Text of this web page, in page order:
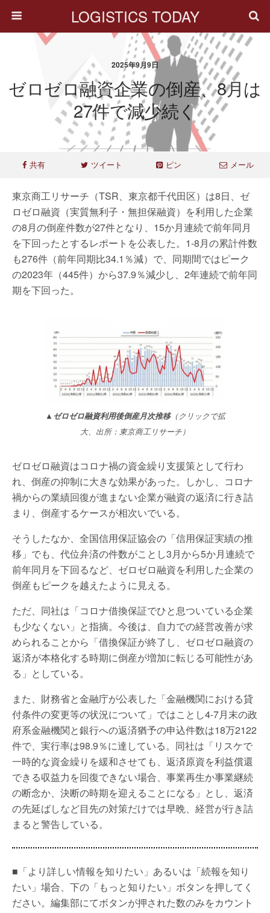
LOGISTICS TODAY
2025年9月9日
ゼロゼロ融資企業の倒産、8月は
27件で減少続く
共有 ツイート ピン メール
東京商工リサーチ（TSR、東京都千代田区）は8日、ゼ
ロゼロ融資（実質無利子・無担保融資）を利用した企業
の8月の倒産件数が27件となり、15か月連続で前年同月
を下回ったとするレポートを公表した。1-8月の累計件数
も276件（前年同期比34.1％減）で、同期間ではピーク
の2023年（445件）から37.9％減少し、2年連続で前年同
期を下回った。
▲ゼロゼロ融資利用後倒産月次推移（クリックで拡
大、出所：東京商工リサーチ）
ゼロゼロ融資はコロナ禍の資金繰り支援策として行わ
れ、倒産の抑制に大きな効果があった。しかし、コロナ
禍からの業績回復が進まない企業が融資の返済に行き詰
まり、倒産するケースが相次いでいる。
そうしたなか、全国信用保証協会の「信用保証実績の推
移」でも、代位弁済の件数がことし3月から5か月連続で
前年同月を下回るなど、ゼロゼロ融資を利用した企業の
倒産もピークを越えたように見える。
ただ、同社は「コロナ借換保証でひと息ついている企業
も少なくない」と指摘。今後は、自力での経営改善が求
められることから「借換保証が終了し、ゼロゼロ融資の
返済が本格化する時期に倒産が増加に転じる可能性があ
る」としている。
また、財務省と金融庁が公表した「金融機関における貸
付条件の変更等の状況について」ではことし4-7月末の政
府系金融機関と銀行への返済猶予の申込件数は18万2122
件で、実行率は98.9％に達している。同社は「リスケで
一時的な資金繰りを緩和させても、返済原資を利益償還
できる収益力を回復できない場合、事業再生か事業継続
の断念か、決断の時期を迎えることになる」とし、返済
の先延ばしなど目先の対策だけでは早晩、経営が行き詰
まると警告している。
■「より詳しい情報を知りたい」あるいは「続報を知り
たい」場合、下の「もっと知りたい」ボタンを押してく
ださい。編集部にてボタンが押された数のみをカウント